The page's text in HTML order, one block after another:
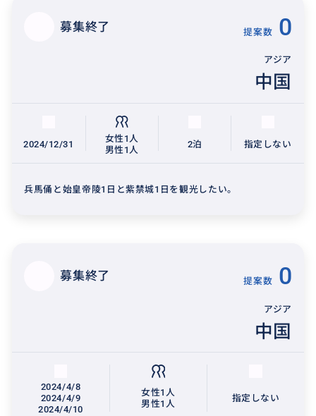
募集終了 提案数 0
アジア
中国
2024/12/31
女性1人
男性1人
2泊 指定しない
兵馬俑と始皇帝陵1日と紫禁城1日を観光したい。
募集終了 提案数 0
アジア
中国
2024/4/8
2024/4/9
2024/4/10
女性1人
男性1人
指定しない